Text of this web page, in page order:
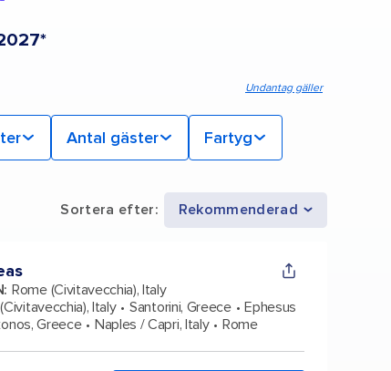
Undantag gäller
Antal gäster Fartyg
Sortera efter: Rekommenderad
: Rome (Civitavecchia), Italy
Italy Santorini, Greece
Ephesus
Greece Naples / Capri, Italy
Rome